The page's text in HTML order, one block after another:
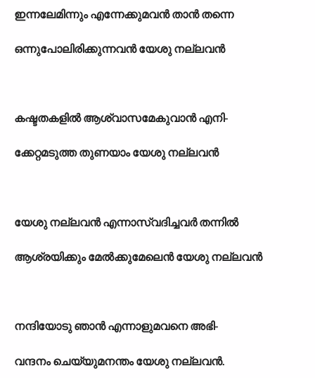
ഇന്നലേമിന്നും എന്നേക്കുമവൻ താൻ തന്നെ
ഒന്നുപോലിരിക്കുന്നവൻ യേശു നല്ലവൻ
കഷ്ടതകളിൽ ആശ്വാസമേകുവാൻ എനി-
ക്കേറ്റമടുത്ത തുണയാം യേശു നല്ലവൻ
യേശു നല്ലവൻ എന്നാസ്വദിച്ചവർ തന്നിൽ
ആശ്രയിക്കും മേൽക്കുമേലെൻ യേശു നല്ലവൻ
നന്ദിയോടു ഞാൻ എന്നാളുമവനെ അഭി-
വന്ദനം ചെയ്യുമനന്തം യേശു നല്ലവൻ.